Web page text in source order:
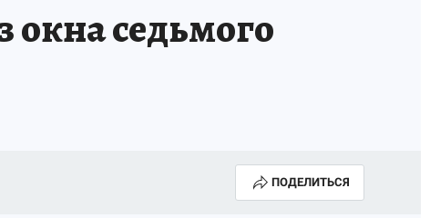
седьмого
ПОДЕЛИТЬСЯ